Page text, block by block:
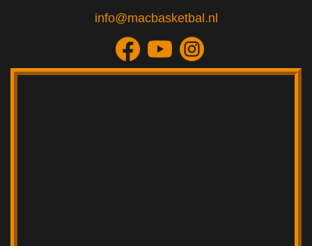
info@macbasketbal.nl